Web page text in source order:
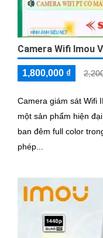
Camera Wifi Imou
1,800,000 ₫
Camera giám sát Wifi
một sản phẩm hiện đại và tiện ích.
ban đêm full color
phép...